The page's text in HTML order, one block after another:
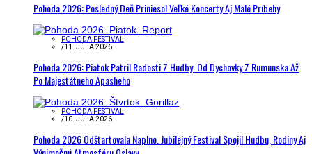
Pohoda 2026: Posledný Deň Priniesol Veľké Koncerty Aj Malé Príbehy
POHODA FESTIVAL
/11. JÚLA 2026
Pohoda 2026: Piatok Patril Radosti Z Hudby. Od Dychovky Z Rumunska Až
Po Majestátneho Apasheho
POHODA FESTIVAL
/10. JÚLA 2026
Pohoda 2026 Odštartovala Naplno. Jubilejný Festival Spojil Hudbu, Rodiny Aj